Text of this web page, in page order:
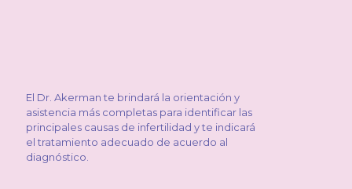
El Dr. Akerman te brindará la orientación y
asistencia más completas para identificar las
principales causas de infertilidad y te indicará
el tratamiento adecuado de acuerdo al
diagnóstico.